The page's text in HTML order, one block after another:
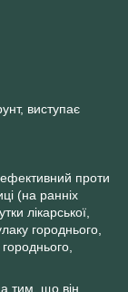
виступає
проти
(на ранніх
лікарської,
городнього,
тим, що він